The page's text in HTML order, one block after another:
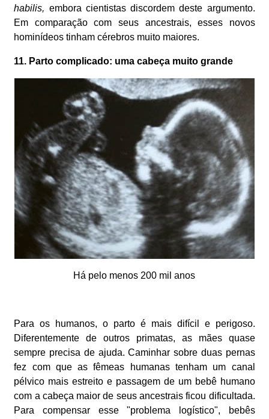
habilis, embora cientistas discordem deste argumento.
Em comparação com seus ancestrais, esses novos
hominídeos tinham cérebros muito maiores.
11. Parto complicado: uma cabeça muito grande
Há pelo menos 200 mil anos
Para os humanos, o parto é mais difícil e perigoso.
Diferentemente de outros primatas, as mães quase
sempre precisa de ajuda. Caminhar sobre duas pernas
fez com que as fêmeas humanas tenham um canal
pélvico mais estreito e passagem de um bebê humano
com a cabeça maior de seus ancestrais ficou dificultada.
Para compensar esse "problema logístico", bebês